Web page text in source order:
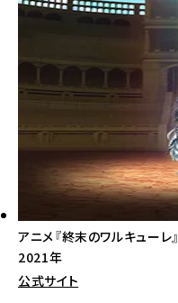
アニメ『終末のワルキューレ』
2021年
公式サイト